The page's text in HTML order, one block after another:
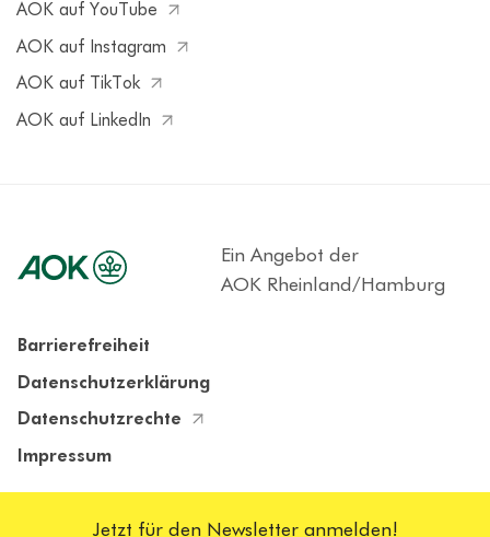
AOK auf YouTube
AOK auf Instagram
AOK auf TikTok
AOK auf LinkedIn
Ein Angebot der
AOK Rheinland/Hamburg
Barrierefreiheit
Datenschutzerklärung
Datenschutzrechte
Impressum
Jetzt für den Newsletter anmelden!